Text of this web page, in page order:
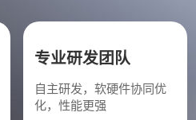
专业研发团队
自主研发，软硬件协同优
化，性能更强